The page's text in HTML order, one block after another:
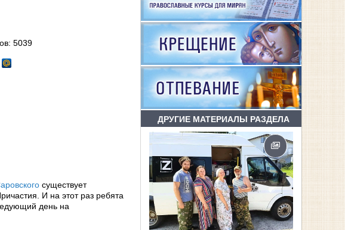
5039
существует
И на этот раз ребята
день на
ДРУГИЕ МАТЕРИАЛЫ РАЗДЕЛА